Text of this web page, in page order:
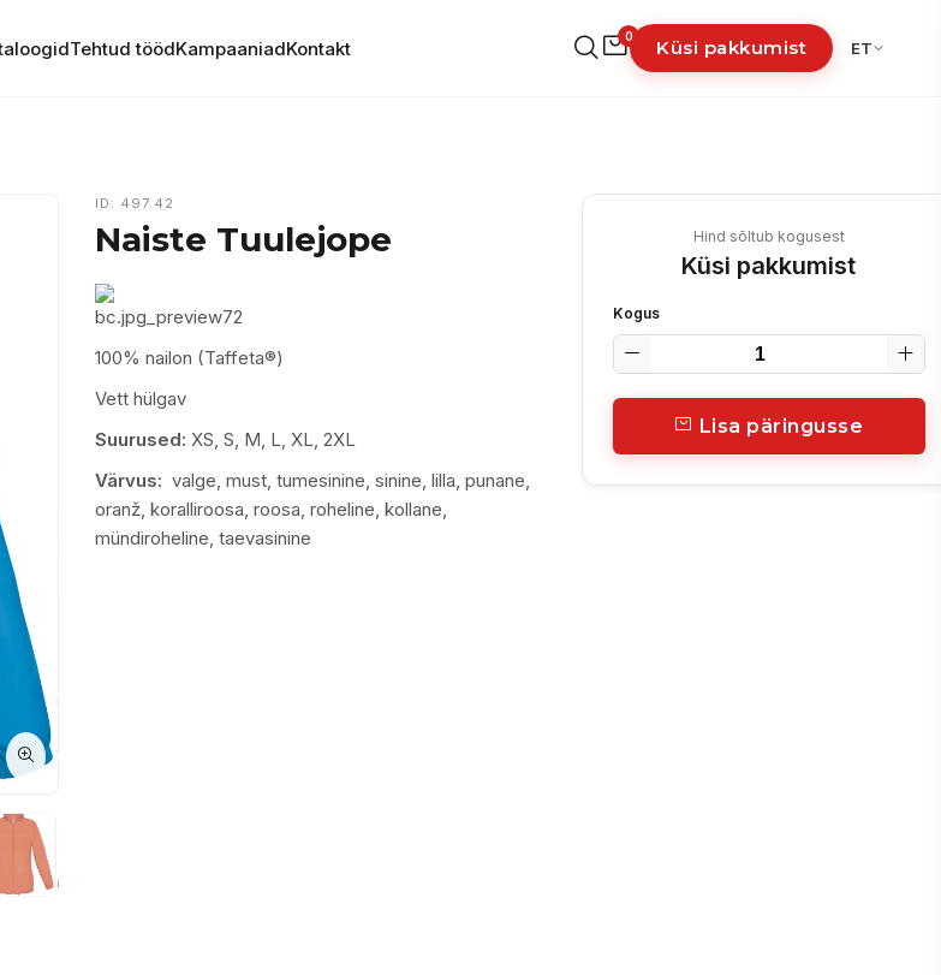
Tehtud töödKampaaniadKontakt
0
Küsi pakkumist ET
ID: 497.42
Naiste Tuulejope
100% nailon (Taffeta®)
Vett hülgav
Suurused: XS, S, M, L, XL, 2XL
Värvus: valge, must, tumesinine, sinine, lilla, punane,
oranž, koralliroosa, roosa, roheline, kollane,
mündiroheline, taevasinine
Hind sõltub kogusest
Küsi pakkumist
Kogus
Lisa päringusse